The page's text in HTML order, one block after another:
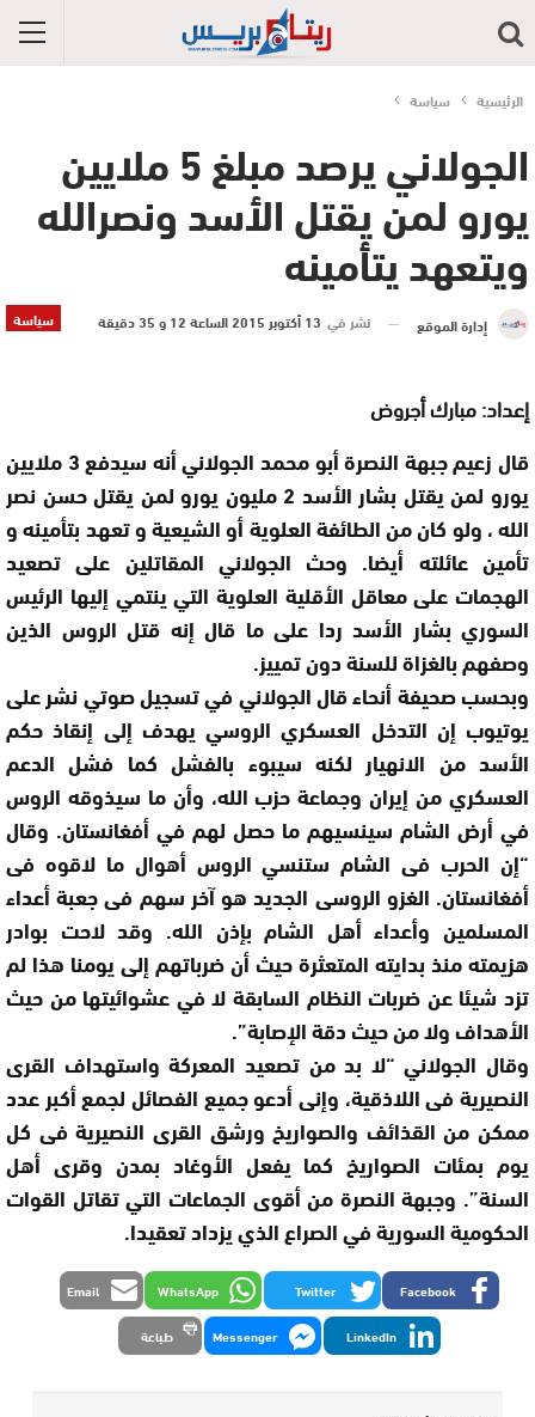
الرئيسية سياسة
الجولاني يرصد مبلغ 5 ملايين
يورو لمن يقتل الأسد ونصرالله
ويتعهد يتأمينه
سياسة إدارة الموقع نشر في 13 أكتوبر 2015 الساعة 12 و 35 دقيقة
إعداد: مبارك أجروض
قال زعيم جبهة النصرة أبو محمد الجولاني أنه سيدفع 3 ملايين
يورو لمن يقتل بشار الأسد 2 مليون يورو لمن يقتل حسن نصر
الله ، ولو كان من الطائفة العلوية أو الشيعية و تعهد بتأمينه و
تأمين عائلته أيضا. وحث الجولاني المقاتلين على تصعيد
الهجمات على معاقل الأقلية العلوية التي ينتمي إليها الرئيس
السوري بشار الأسد ردا على ما قال إنه قتل الروس الذين
وصفهم بالغزاة للسنة دون تمييز.
وبحسب صحيفة أنحاء قال الجولاني في تسجيل صوتي نشر على
يوتيوب إن التدخل العسكري الروسي يهدف إلى إنقاذ حكم
الأسد من الانهيار لكنه سيبوء بالفشل كما فشل الدعم
العسكري من إيران وجماعة حزب الله، وأن ما سيذوقه الروس
في أرض الشام سينسيهم ما حصل لهم في أفغانستان. وقال
“إن الحرب فى الشام ستنسي الروس أهوال ما لاقوه فى
أفغانستان. الغزو الروسى الجديد هو آخر سهم فى جعبة أعداء
المسلمين وأعداء أهل الشام بإذن الله. وقد لاحت بوادر
هزيمته منذ بدايته المتعثرة حيث أن ضرباتهم إلى يومنا هذا لم
تزد شيئا عن ضربات النظام السابقة لا في عشوائيتها من حيث
الأهداف ولا من حيث دقة الإصابة”.
وقال الجولاني “لا بد من تصعيد المعركة واستهداف القرى
النصيرية فى اللاذقية، وإنى أدعو جميع الفصائل لجمع أكبر عدد
ممكن من القذائف والصواريخ ورشق القرى النصيرية فى كل
يوم بمئات الصواريخ كما يفعل الأوغاد بمدن وقرى أهل
السنة”. وجبهة النصرة من أقوى الجماعات التي تقاتل القوات
الحكومية السورية في الصراع الذي يزداد تعقيدا.
Facebook
Twitter
WhatsApp
Email
LinkedIn
Messenger طباعة